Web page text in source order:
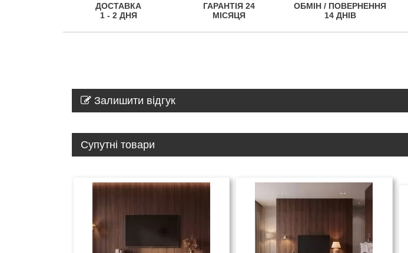
ДОСТАВКА
1 - 2 ДНЯ
ГАРАНТІЯ 24
МІСЯЦЯ
ОБМІН / ПОВЕРНЕННЯ
14 ДНІВ
Залишити відгук
Супутні товари